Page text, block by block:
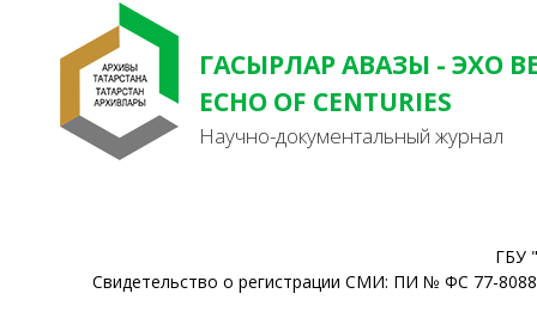
ГАСЫРЛАР АВАЗЫ - ЭХО
ECHO OF CENTURIES
Научно-документальный журнал
ГБУ
Свидетельство о регистрации СМИ: ПИ № ФС 77-